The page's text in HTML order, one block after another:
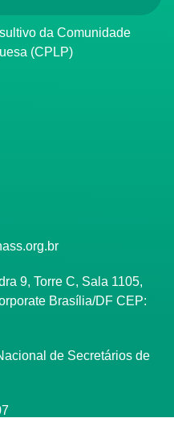
da Comunidade
(CPLP)
9, Torre C, Sala 1105,
Brasília/DF CEP:
de Secretários de